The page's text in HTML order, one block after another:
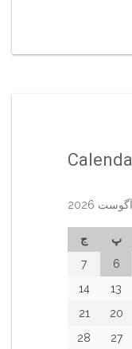
آگوست 2026
پ
ج
6
7
13
14
20
21
27
28